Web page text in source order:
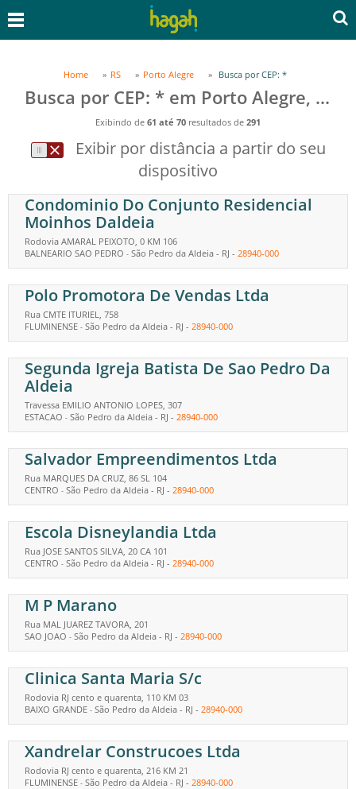
Home RS Porto Alegre Busca por CEP: *
Busca por CEP: * em Porto Alegre, RS
Exibindo de 61 até 70 resultados de 291
Exibir por distância a partir do seu
dispositivo
Condominio Do Conjunto Residencial
Moinhos Daldeia
Rodovia AMARAL PEIXOTO, 0 KM 106
BALNEARIO SAO PEDRO - São Pedro da Aldeia - RJ - 28940-000
Polo Promotora De Vendas Ltda
Rua CMTE ITURIEL, 758
FLUMINENSE - São Pedro da Aldeia - RJ - 28940-000
Segunda Igreja Batista De Sao Pedro Da
Aldeia
Travessa EMILIO ANTONIO LOPES, 307
ESTACAO - São Pedro da Aldeia - RJ - 28940-000
Salvador Empreendimentos Ltda
Rua MARQUES DA CRUZ, 86 SL 104
CENTRO - São Pedro da Aldeia - RJ - 28940-000
Escola Disneylandia Ltda
Rua JOSE SANTOS SILVA, 20 CA 101
CENTRO - São Pedro da Aldeia - RJ - 28940-000
M P Marano
Rua MAL JUAREZ TAVORA, 201
SAO JOAO - São Pedro da Aldeia - RJ - 28940-000
Clinica Santa Maria S/c
Rodovia RJ cento e quarenta, 110 KM 03
BAIXO GRANDE - São Pedro da Aldeia - RJ - 28940-000
Xandrelar Construcoes Ltda
Rodovia RJ cento e quarenta, 216 KM 21
FLUMINENSE - São Pedro da Aldeia - RJ - 28940-000